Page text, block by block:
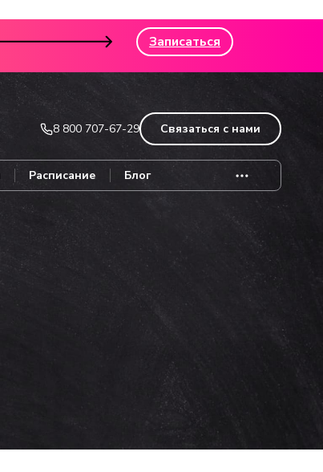
Записаться
8 800 707-67-29 Связаться с нами
Расписание Блог